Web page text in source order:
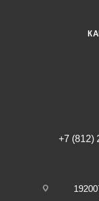
+7 (812)